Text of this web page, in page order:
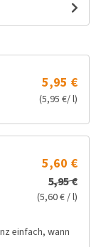
5,95 €
(5,95 €/ l)
5,60 €
5,95 €
(5,60 € / l)
einfach, wann